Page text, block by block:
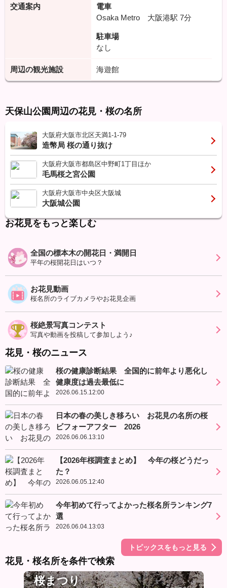
交通案内
電車
Osaka Metro 大阪港駅 7分
駐車場
なし
周辺の観光施設 海遊館
天保山公園周辺の花見・桜の名所
大阪府大阪市北区天満1-1-79
造幣局 桜の通り抜け
大阪府大阪市都島区中野町1丁目ほか
毛馬桜之宮公園
大阪府大阪市中央区大阪城
大阪城公園
お花見をもっと楽しむ
全国の標本木の開花日・満開日
平年の桜開花日はいつ？
お花見動画
桜名所のライブカメラやお花見企画
桜絶景写真コンテスト
写真や動画を投稿して参加しよう♪
花見・桜のニュース
桜の健康診断結果 全国的に前年より悪化し
健康度は過去最低に
2026.06.15.12:00
日本の春の美しき移ろい お花見の名所の桜
ビフォーアフター 2026
2026.06.06.13:10
【2026年桜調査まとめ】 今年の桜どうだっ
た？
2026.06.05.12:40
今年初めて行ってよかった桜名所ランキング7
選
2026.06.04.13:03
トピックスをもっと見る
花見・桜名所を条件で検索
桜まつり